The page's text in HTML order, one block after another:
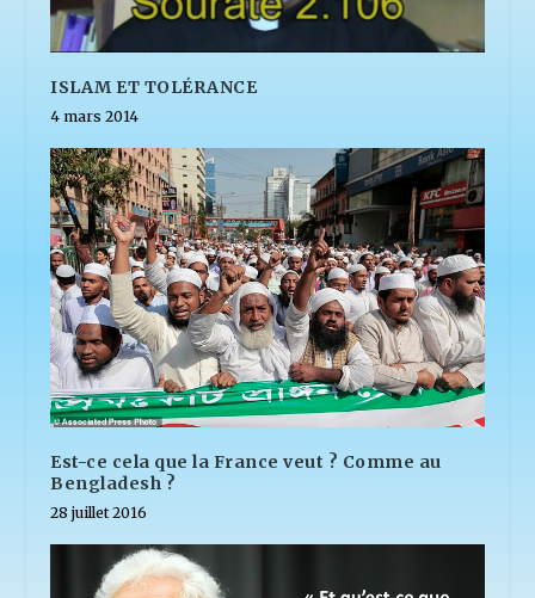
ISLAM ET TOLÉRANCE
4 mars 2014
Est-ce cela que la France veut ? Comme au
Bengladesh ?
28 juillet 2016